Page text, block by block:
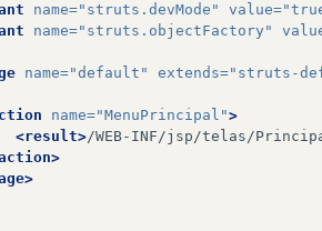
name="struts.devMode" value=
name="struts.objectFactory"
name="default" extends="struts-
name="MenuPrincipal">
<result>/WEB-INF/jsp/telas/